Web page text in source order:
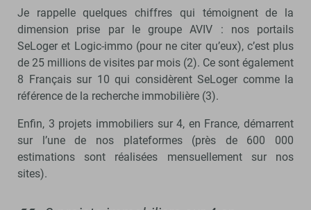
Je rappelle quelques chiffres qui témoignent de la
dimension prise par le groupe AVIV : nos portails
SeLoger et Logic-immo (pour ne citer qu’eux), c’est plus
de 25 millions de visites par mois (2). Ce sont également
8 Français sur 10 qui considèrent SeLoger comme la
référence de la recherche immobilière (3).
Enfin, 3 projets immobiliers sur 4, en France, démarrent
sur l’une de nos plateformes (près de 600 000
estimations sont réalisées mensuellement sur nos
sites).